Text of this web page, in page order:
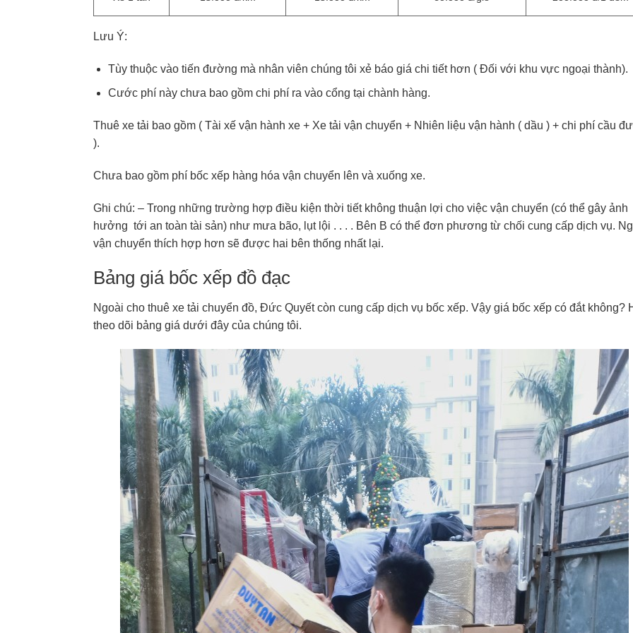
Lưu Ý:
Tùy thuộc vào tiến đường mà nhân viên chúng tôi xẻ báo giá chi tiết hơn ( Đối với khu vực ngoại thành).
Cước phí này chưa bao gồm chi phí ra vào cổng tại chành hàng.
Thuê xe tải bao gồm ( Tài xế vận hành xe + Xe tải vận chuyển + Nhiên liệu vận hành ( dầu ) + chi phí cầu
).
Chưa bao gồm phí bốc xếp hàng hóa vận chuyển lên và xuống xe.
Ghi chú: – Trong những trường hợp điều kiện thời tiết không thuận lợi cho việc vận chuyển (có thể gây ảnh
hưởng tới an toàn tài sản) như mưa bão, lụt lội . . . . Bên B có thể đơn phương từ chối cung cấp dịch vụ.
vận chuyển thích hợp hơn sẽ được hai bên thống nhất lại.
Bảng giá bốc xếp đồ đạc
Ngoài cho thuê xe tải chuyển đồ, Đức Quyết còn cung cấp dịch vụ bốc xếp. Vậy giá bốc xếp có đắt không?
theo dõi bảng giá dưới đây của chúng tôi.